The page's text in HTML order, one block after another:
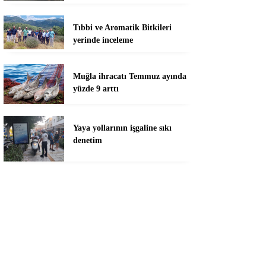
Tıbbi ve Aromatik Bitkileri
yerinde inceleme
Muğla ihracatı Temmuz ayında
yüzde 9 arttı
Yaya yollarının işgaline sıkı
denetim